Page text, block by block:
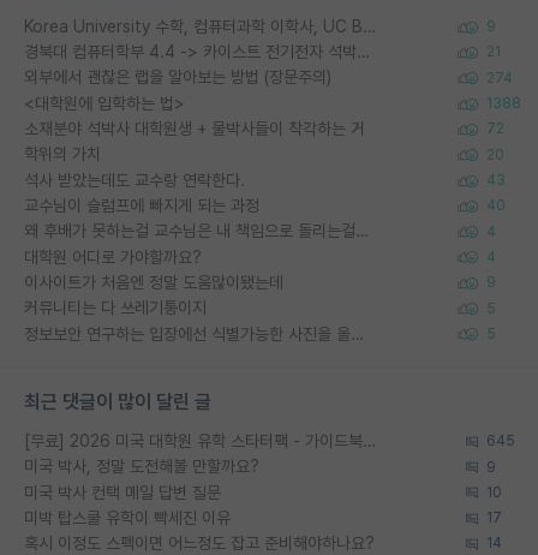
Korea University 수학, 컴퓨터과학 이학사, UC Berkeley 산업공학 대학원 공학박사가 되는 것은 쉽지 않겠죠? 9
경북대 컴퓨터학부 4.4 -> 카이스트 전기전자 석박사통합과정 합격 21
외부에서 괜찮은 랩을 알아보는 방법 (장문주의) 274
<대학원에 입학하는 법> 1388
소재분야 석박사 대학원생 + 물박사들이 착각하는 거 72
학위의 가치 20
석사 받았는데도 교수랑 연락한다. 43
교수님이 슬럼프에 빠지게 되는 과정 40
왜 후배가 못하는걸 교수님은 내 책임으로 돌리는걸까요? 4
대학원 어디로 가야할까요? 4
이사이트가 처음엔 정말 도움많이됐는데 9
커뮤니티는 다 쓰레기통이지 5
정보보안 연구하는 입장에선 식별가능한 사진을 올리는건 비추이긴함 5
최근 댓글이 많이 달린 글
[무료] 2026 미국 대학원 유학 스타터팩 - 가이드북 & 합격자 컨택메일 템플릿 645
미국 박사, 정말 도전해볼 만할까요? 9
미국 박사 컨택 메일 답변 질문 10
미박 탑스쿨 유학이 빡세진 이유 17
혹시 이정도 스펙이면 어느정도 잡고 준비해야하나요? 14